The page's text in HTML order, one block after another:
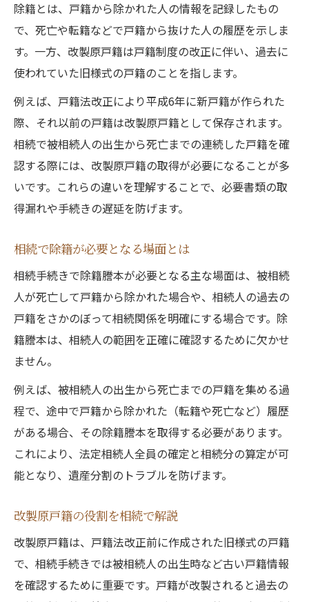
除籍とは、戸籍から除かれた人の情報を記録したもの
で、死亡や転籍などで戸籍から抜けた人の履歴を示しま
す。一方、改製原戸籍は戸籍制度の改正に伴い、過去に
使われていた旧様式の戸籍のことを指します。
例えば、戸籍法改正により平成6年に新戸籍が作られた
際、それ以前の戸籍は改製原戸籍として保存されます。
相続で被相続人の出生から死亡までの連続した戸籍を確
認する際には、改製原戸籍の取得が必要になることが多
いです。これらの違いを理解することで、必要書類の取
得漏れや手続きの遅延を防げます。
相続で除籍が必要となる場面とは
相続手続きで除籍謄本が必要となる主な場面は、被相続
人が死亡して戸籍から除かれた場合や、相続人の過去の
戸籍をさかのぼって相続関係を明確にする場合です。除
籍謄本は、相続人の範囲を正確に確認するために欠かせ
ません。
例えば、被相続人の出生から死亡までの戸籍を集める過
程で、途中で戸籍から除かれた（転籍や死亡など）履歴
がある場合、その除籍謄本を取得する必要があります。
これにより、法定相続人全員の確定と相続分の算定が可
能となり、遺産分割のトラブルを防げます。
改製原戸籍の役割を相続で解説
改製原戸籍は、戸籍法改正前に作成された旧様式の戸籍
で、相続手続きでは被相続人の出生時など古い戸籍情報
を確認するために重要です。戸籍が改製されると過去の